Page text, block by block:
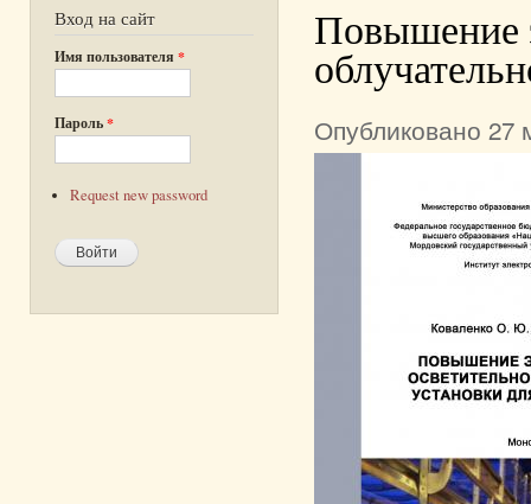
Вход на сайт
Имя пользователя *
Пароль*
Request new password
Повышение
Опубликовано 27